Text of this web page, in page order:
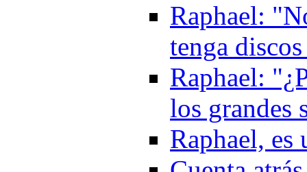
Raphael:
tenga
Raphael:
los grandes
Raphael, es